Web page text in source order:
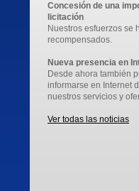
Concesión de una
licitación
Nuestros esfuerzos se
recompensados.
Nueva presencia en
Desde ahora también
informarse en Internet
nuestros servicios y
Ver todas las noticias